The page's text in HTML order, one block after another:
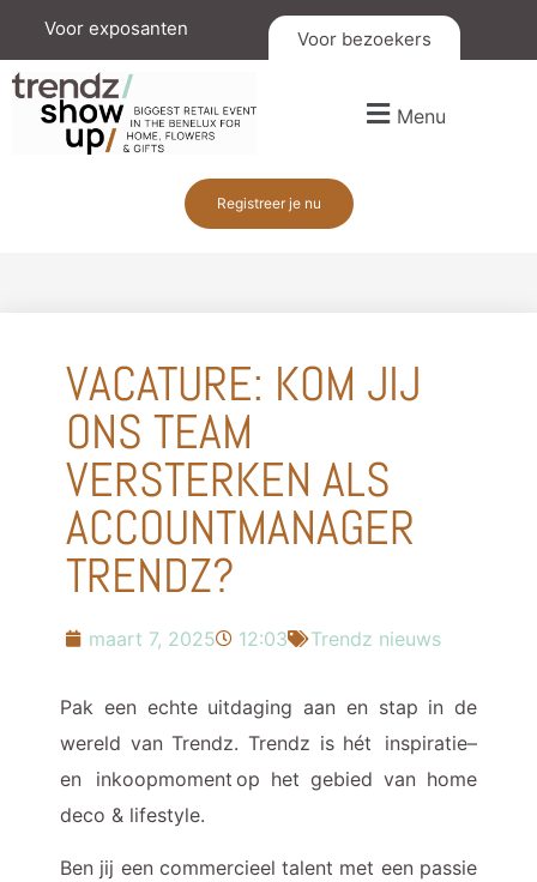
Voor exposanten Voor bezoekers
Menu
Registreer je nu
VACATURE: KOM JIJ
ONS TEAM
VERSTERKEN ALS
ACCOUNTMANAGER
TRENDZ?
maart 7, 2025 12:03 Trendz nieuws
Pak een echte uitdaging aan en stap in de
wereld van Trendz. Trendz is hét inspiratie–
en inkoopmoment op het gebied van home
deco & lifestyle.
Ben jij een commercieel talent met een passie